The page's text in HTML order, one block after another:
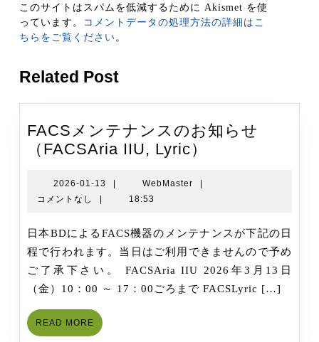
このサイトはスパムを低減するために Akismet を使
っています。
コメントデータの処理方法の詳細はこ
ちらをご覧ください。
Related Post
FACSメンテナンスのお知らせ
（FACSAria IIU, Lyric）
ン
ス
の
お
2026-01-13
2026-
WebMaster WebMaster
コメントなし
18:53
日本BDによるFACS機器のメンテナンスが下記の日
程で行われます。当日はご利用できませんので予め
ご了承下さい。 FACSAria IIU 2026年3月13日
（金）10：00 ～ 17：00ごろまで FACSLyric […]
READ MORE READ
MORE